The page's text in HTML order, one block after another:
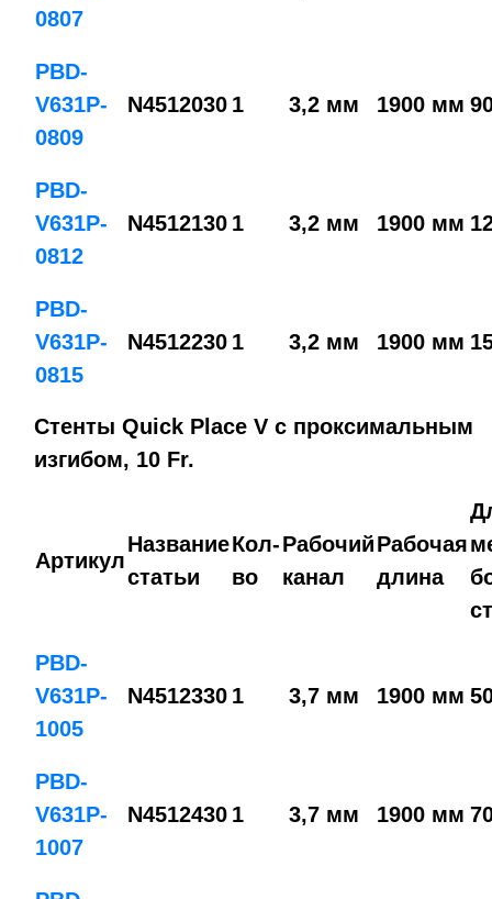
0807
PBD-
V631P-
0809
N4512030 1 3,2 мм 1900 мм
PBD-
V631P-
0812
N4512130 1 3,2 мм 1900 мм
PBD-
V631P-
0815
N4512230 1 3,2 мм 1900 мм
Стенты Quick Place V с проксимальным
изгибом, 10 Fr.
Артикул
Название
статьи
Кол-
во
Рабочий
канал
Рабочая
длина
PBD-
V631P-
1005
N4512330 1 3,7 мм 1900 мм
PBD-
V631P-
1007
N4512430 1 3,7 мм 1900 мм